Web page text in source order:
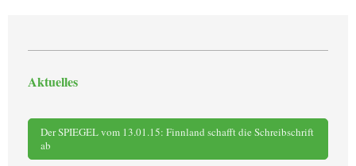
Aktuelles
Der SPIEGEL vom 13.01.15: Finnland schafft die Schreibschrift
ab